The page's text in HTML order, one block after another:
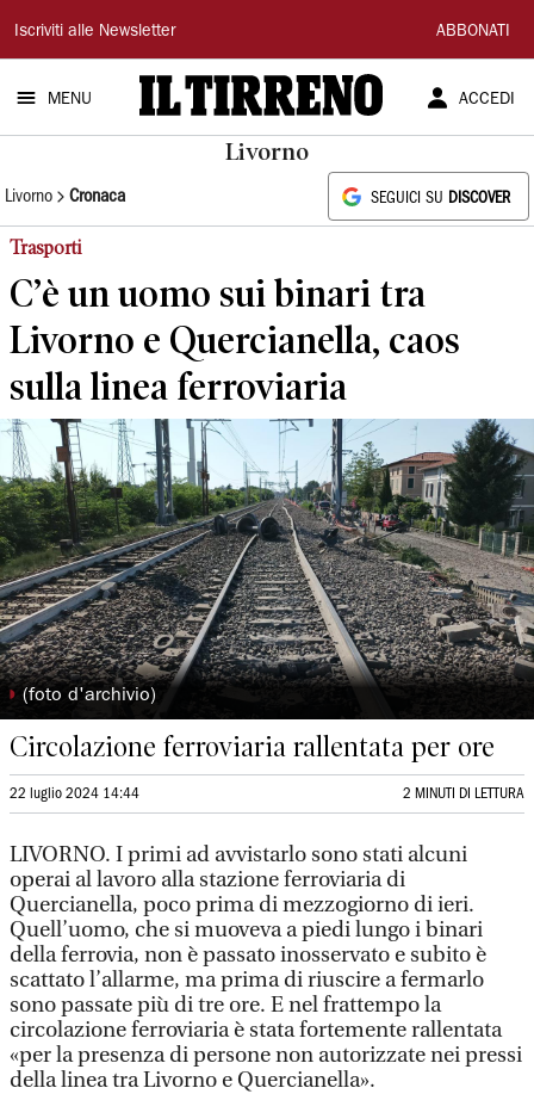
Il
Tirreno
Iscriviti alle Newsletter ABBONATI
MENU ACCEDI
Livorno
Livorno Cronaca SEGUICI SU DISCOVER
Trasporti
C’è un uomo sui binari tra
Livorno e Quercianella, caos
sulla linea ferroviaria
◗ (foto d'archivio)
Circolazione ferroviaria rallentata per ore
22 luglio 2024 14:44 2 MINUTI DI LETTURA
LIVORNO. I primi ad avvistarlo sono stati alcuni
operai al lavoro alla stazione ferroviaria di
Quercianella, poco prima di mezzogiorno di ieri.
Quell’uomo, che si muoveva a piedi lungo i binari
della ferrovia, non è passato inosservato e subito è
scattato l’allarme, ma prima di riuscire a fermarlo
sono passate più di tre ore. E nel frattempo la
circolazione ferroviaria è stata fortemente rallentata
«per la presenza di persone non autorizzate nei pressi
della linea tra Livorno e Quercianella».